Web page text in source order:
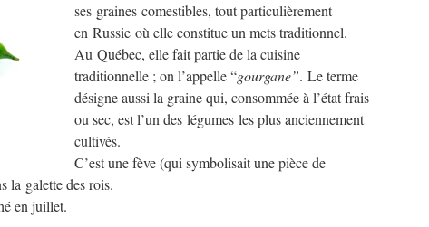
ses graines comestibles, tout particulièrement
en Russie où elle constitue un mets traditionnel.
Au Québec, elle fait partie de la cuisine
traditionnelle ; on l’appelle “gourgane”. Le terme
désigne aussi la graine qui, consommée à l’état frais
ou sec, est l’un des légumes les plus anciennement
cultivés.
C’est une fève (qui symbolisait une pièce de
la galette des rois.
en juillet.